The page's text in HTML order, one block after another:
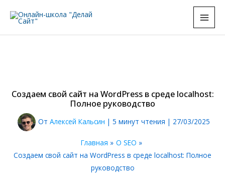
Создаем свой сайт на WordPress в среде localhost:
Полное руководство
От Алексей Кальсин | 5 минут чтения | 27/03/2025
Главная
О SEO
Создаем свой сайт на WordPress в среде localhost: Полное
руководство